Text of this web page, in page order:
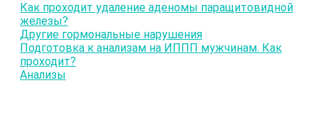
Как проходит удаление аденомы паращитовидной
железы?
Другие гормональные нарушения
Подготовка к анализам на ИППП мужчинам. Как
проходит?
Анализы